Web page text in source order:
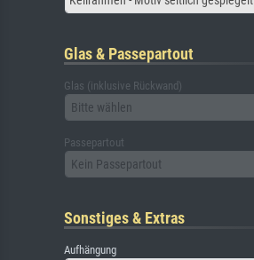
Glas & Passepartout
Glas (inklusive Rückwand)
Bitte wählen
Passepartout
Kein Passepartout
Sonstiges & Extras
Aufhängung